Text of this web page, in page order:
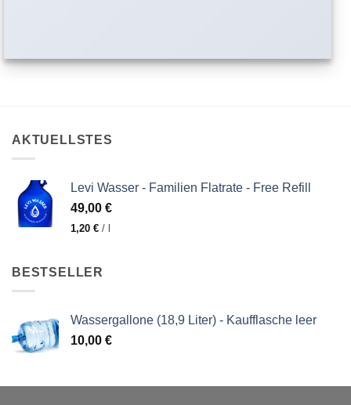
AKTUELLSTES
Levi Wasser - Familien Flatrate - Free Refill
49,00 €
1,20 € / l
BESTSELLER
Wassergallone (18,9 Liter) - Kaufflasche leer
10,00 €